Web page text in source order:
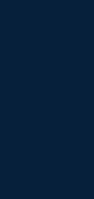
Chất
Thời gian
Các dịch
Sử dụng